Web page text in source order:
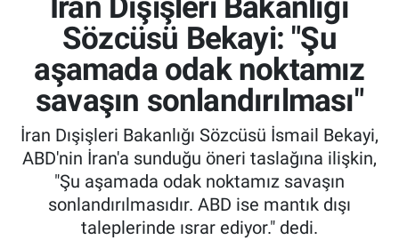
Sözcüsü Bekayi: "Şu
aşamada odak noktamız
savaşın sonlandırılması"
İran Dışişleri Bakanlığı Sözcüsü İsmail Bekayi,
ABD'nin İran'a sunduğu öneri taslağına ilişkin,
"Şu aşamada odak noktamız savaşın
sonlandırılmasıdır. ABD ise mantık dışı
taleplerinde ısrar ediyor." dedi.